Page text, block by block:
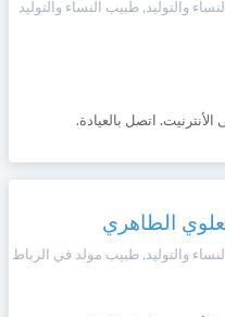
والتوليد, طبيب النساء والتوليد
اتصل بالعيادة.
الطاهري
والتوليد, طبيب مولد في الرباط